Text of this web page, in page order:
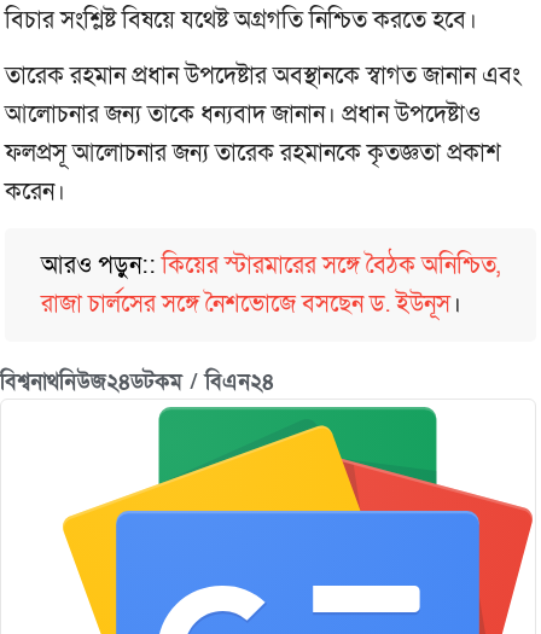
বিচার সংশ্লিষ্ট বিষয়ে যথেষ্ট অগ্রগতি নিশ্চিত করতে হবে।
তারেক রহমান প্রধান উপদেষ্টার অবস্থানকে স্বাগত জানান এবং
আলোচনার জন্য তাকে ধন্যবাদ জানান। প্রধান উপদেষ্টাও
ফলপ্রসূ আলোচনার জন্য তারেক রহমানকে কৃতজ্ঞতা প্রকাশ
করেন।
আরও পড়ুন::কিয়ের স্টারমারের সঙ্গে বৈঠক অনিশ্চিত,
রাজা চার্লসের সঙ্গে নৈশভোজে বসছেন ড. ইউনূস।
বিশ্বনাথনিউজ২৪ডটকম / বিএন২৪